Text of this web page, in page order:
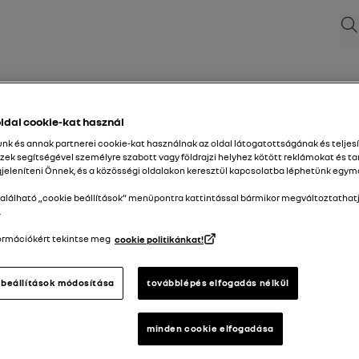
Új Renault Clio
15/09/2025hozzá11/01/2026
Figyelmeztető lámpák pdf kalauz keresés
jelzőberendezések
cookie-kat használ
és annak partnerei cookie-kat használnak az oldal látogatottságának és
segítségével személyre szabott vagy földrajzi helyhez kötött reklámokat és
Önnek, és a közösségi oldalakon keresztül kapcsolatba léphetünk
„cookie beállítások” menüpontra kattintással bármikor
tekintse meg cookie politikánkat!
továbblépés elfogadás nélkül
minden cookie elfogadása
módosítása